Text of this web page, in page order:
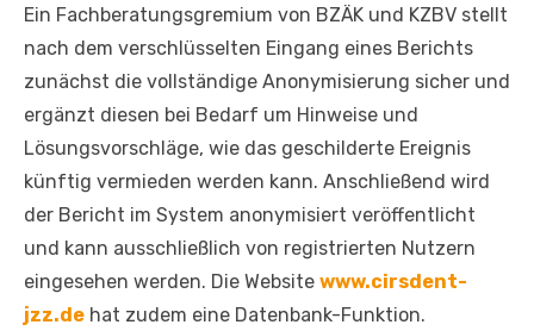
Ein Fachberatungsgremium von BZÄK und KZBV stellt
nach dem verschlüsselten Eingang eines Berichts
zunächst die vollständige Anonymisierung sicher und
ergänzt diesen bei Bedarf um Hinweise und
Lösungsvorschläge, wie das geschilderte Ereignis
künftig vermieden werden kann. Anschließend wird
der Bericht im System anonymisiert veröffentlicht
und kann ausschließlich von registrierten Nutzern
eingesehen werden. Die Website www.cirsdent-
jzz.de hat zudem eine Datenbank-Funktion.